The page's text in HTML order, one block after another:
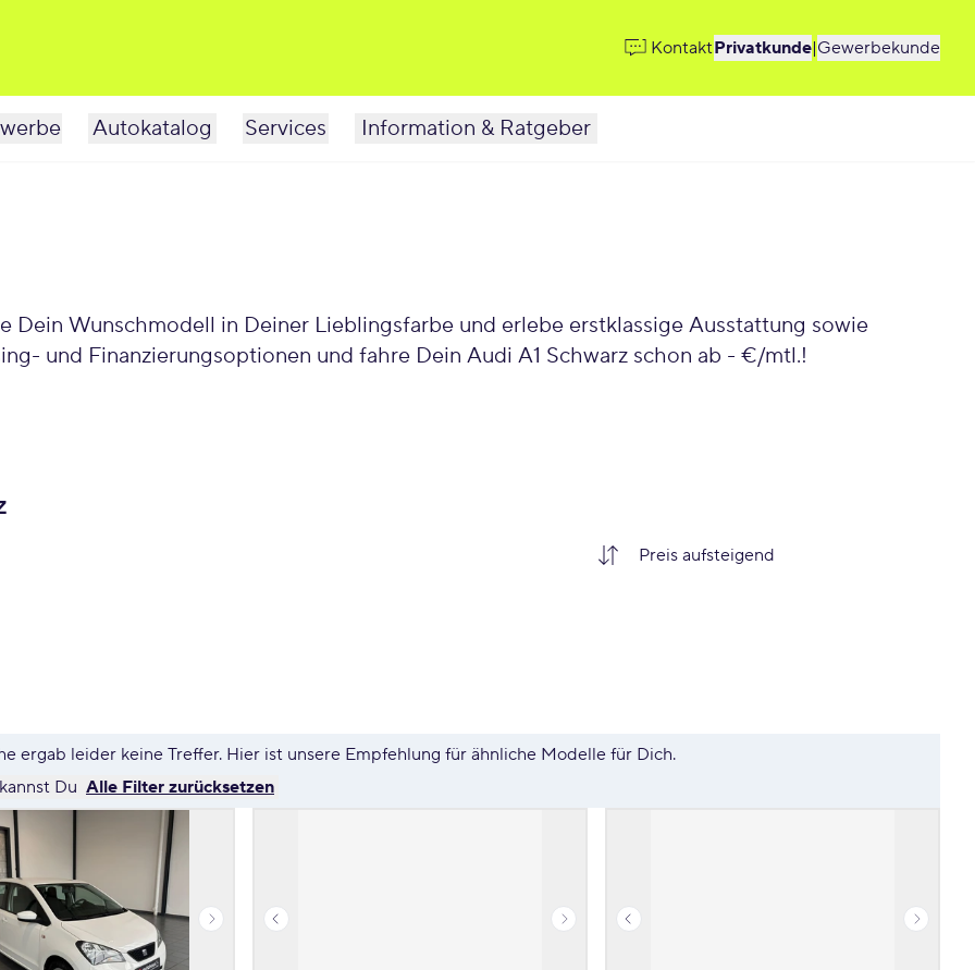
KontaktPrivatkunde|Gewerbekunde
Autokatalog Services Information & Ratgeber
Dein Wunschmodell in Deiner Lieblingsfarbe und erlebe erstklassige Ausstattung sowie
und Finanzierungsoptionen und fahre Dein Audi A1 Schwarz schon ab - €/mtl.!
ergab leider keine Treffer. Hier ist unsere Empfehlung für ähnliche Modelle für Dich.
Du Alle Filter zurücksetzen